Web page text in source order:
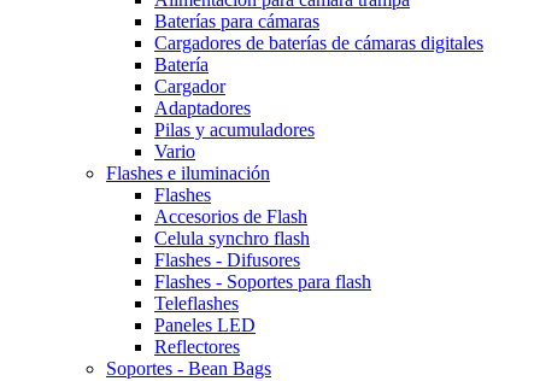
Baterías para cámaras
Cargadores de baterías de cámaras digitales
Batería
Cargador
Adaptadores
Pilas y acumuladores
Vario
Flashes e iluminación
Flashes
Accesorios de Flash
Celula synchro flash
Flashes - Difusores
Flashes - Soportes para flash
Teleflashes
Paneles LED
Reflectores
Soportes - Bean Bags